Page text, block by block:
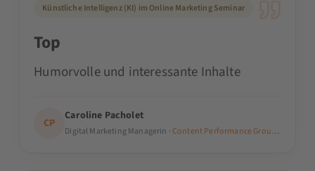
Künstliche Intelligenz (KI) im Online Marketing Seminar
Top
Humorvolle und interessante Inhalte
CP
Caroline Pacholet
Digital Marketing Managerin ·Content Performance Group GmbH